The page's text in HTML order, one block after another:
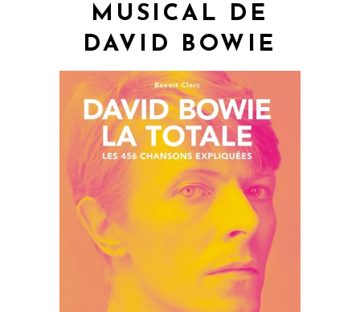
MUSICAL DE
DAVID BOWIE